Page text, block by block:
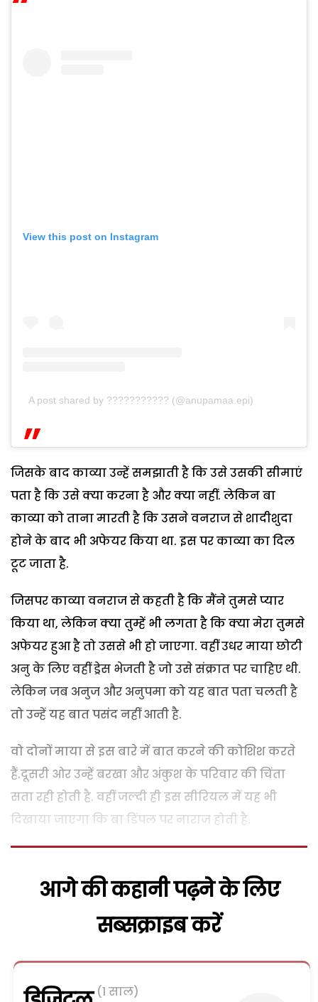
View this post on Instagram
A post shared by ??????????? (@anupamaa.epi)
जिसके बाद काव्या उन्हें समझाती है कि उसे उसकी सीमाएं
पता है कि उसे क्या करना है और क्या नहीं. लेकिन बा
काव्या को ताना मारती है कि उसने वनराज से शादीशुदा
होने के बाद भी अफेयर किया था. इस पर काव्या का दिल
टूट जाता है.
जिसपर काव्या वनराज से कहती है कि मैंने तुमसे प्यार
किया था, लेकिन क्या तुम्हें भी लगता है कि क्या मेरा तुमसे
अफेयर हुआ है तो उससे भी हो जाएगा. वहीं उधर माया छोटी
अनु के लिए वहीं ड्रेस भेजती है जो उसे संक्रात पर चाहिए थी.
लेकिन जब अनुज और अनुपमा को यह बात पता चलती है
तो उन्हें यह बात पसंद नहीं आती है.
वो दोनों माया से इस बारे में बात करने की कोशिश करते
हैं.दूसरी ओर उन्हें बरखा और अंकुश के परिवार की चिंता
सता रही होती है. वहीं जल्दी ही इस सीरियल में यह भी
दिखाया जाएगा कि बा डिंपल पर नाराज होती है.
आगे की कहानी पढ़ने के लिए
सब्सक्राइब करें
(1 साल)